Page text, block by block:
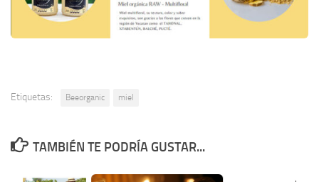
Etiquetas: Beeorganic miel
TAMBIÉN TE PODRÍA GUSTAR...